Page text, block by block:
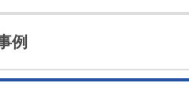
エアコン関連 ～修繕・入
替・クリーニング～
例